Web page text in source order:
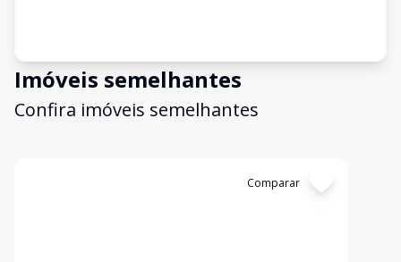
Imóveis semelhantes
Confira imóveis semelhantes
Comparar